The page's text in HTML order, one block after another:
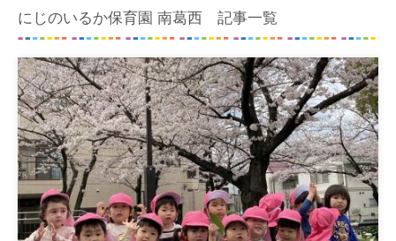
にじのいるか保育園 南葛西 記事一覧